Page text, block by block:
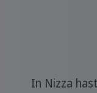
In Nizza